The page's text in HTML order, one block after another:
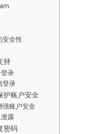
安全性
持
录
登录
护账户安全
强账户安全
露
密码